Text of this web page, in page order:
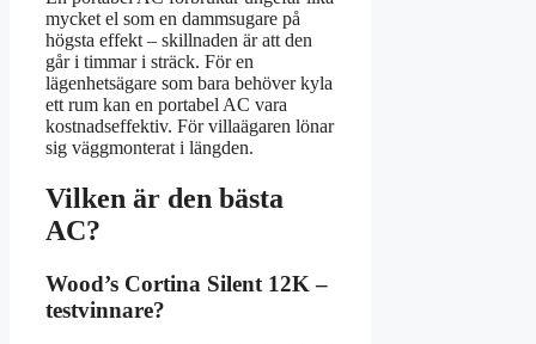
mycket el som en dammsugare på
högsta effekt – skillnaden är att den
går i timmar i sträck. För en
lägenhetsägare som bara behöver kyla
ett rum kan en portabel AC vara
kostnadseffektiv. För villaägaren lönar
sig väggmonterat i längden.
Vilken är den bästa
AC?
Wood’s Cortina Silent 12K –
testvinnare?